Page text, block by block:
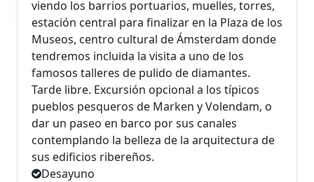
viendo los barrios portuarios, muelles, torres,
estación central para finalizar en la Plaza de los
Museos, centro cultural de Ámsterdam donde
tendremos incluida la visita a uno de los
famosos talleres de pulido de diamantes.
Tarde libre. Excursión opcional a los típicos
pueblos pesqueros de Marken y Volendam, o
dar un paseo en barco por sus canales
contemplando la belleza de la arquitectura de
sus edificios ribereños.
Desayuno